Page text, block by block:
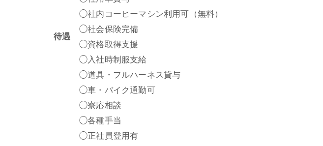
待遇
◯社内コーヒーマシン利用可（無料）
◯社会保険完備
◯資格取得支援
◯入社時制服支給
◯道具・フルハーネス貸与
◯車・バイク通勤可
◯寮応相談
◯各種手当
◯正社員登用有